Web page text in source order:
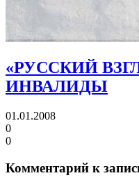
«РУССКИЙ
ИНВАЛИДЫ
01.01.2008
0
0
Комментарий к